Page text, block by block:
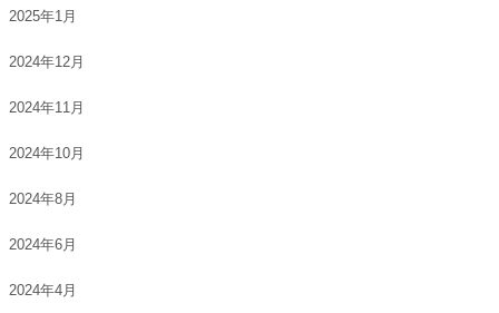
2025年1月
2024年12月
2024年11月
2024年10月
2024年8月
2024年6月
2024年4月